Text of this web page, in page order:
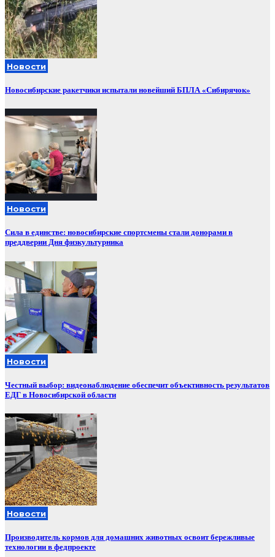
Новости
Новосибирские ракетчики испытали новейший БПЛА «Сибирячок»
Новости
Сила в единстве: новосибирские спортсмены стали донорами в
преддверии Дня физкультурника
Новости
Честный выбор: видеонаблюдение обеспечит объективность результатов
ЕДГ в Новосибирской области
Новости
Производитель кормов для домашних животных освоит бережливые
технологии в федпроекте